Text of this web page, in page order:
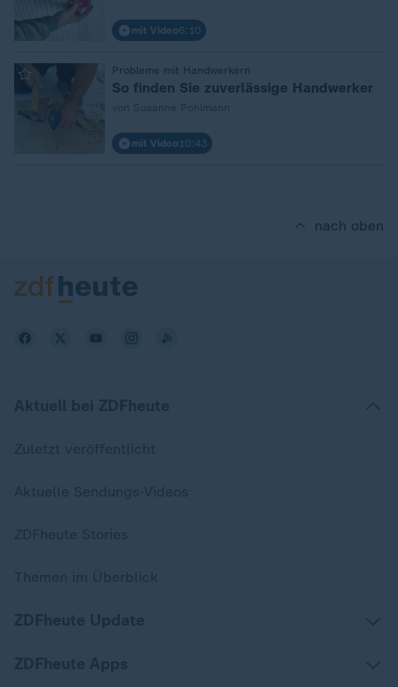
mit Video6:10
Probleme mit Handwerkern
So finden Sie zuverlässige Handwerker
mit Video 10:43
nach oben